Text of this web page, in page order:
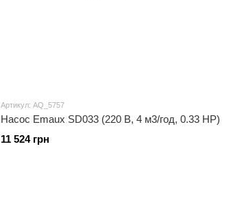
Артикул: AQ_5757
Насос Emaux SD033 (220 В, 4 м3/год, 0.33 HP)
11 524 грн